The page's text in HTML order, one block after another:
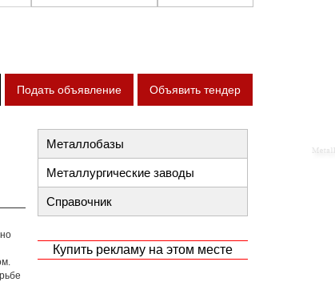
Подать объявление Объявить тендер
Металлобазы
Металлургические заводы
Справочник
Купить рекламу на этом месте